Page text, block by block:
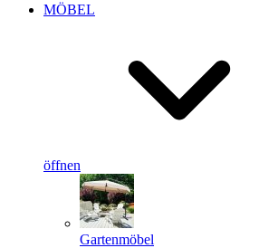
MÖBEL
öffnen
Gartenmöbel